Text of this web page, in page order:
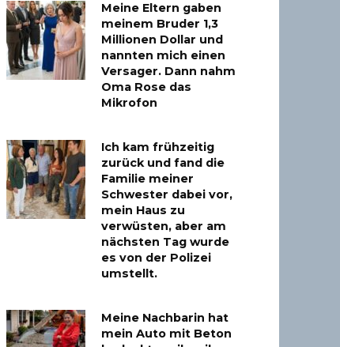
Meine Eltern gaben
meinem Bruder 1,3
Millionen Dollar und
nannten mich einen
Versager. Dann nahm
Oma Rose das
Mikrofon
Ich kam frühzeitig
zurück und fand die
Familie meiner
Schwester dabei vor,
mein Haus zu
verwüsten, aber am
nächsten Tag wurde
es von der Polizei
umstellt.
Meine Nachbarin hat
mein Auto mit Beton